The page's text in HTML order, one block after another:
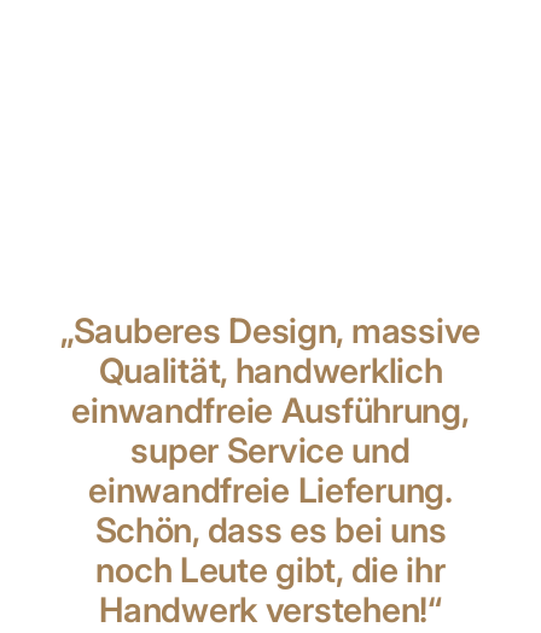
„Sauberes Design, massive
Qualität, handwerklich
einwandfreie Ausführung,
super Service und
einwandfreie Lieferung.
Schön, dass es bei uns
noch Leute gibt, die ihr
Handwerk verstehen!“